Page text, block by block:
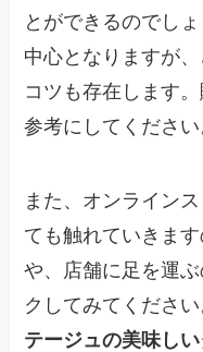
とができるのでし
中心となりますが
コツも存在します
参考にしてください
また、オンライン
ても触れていきま
や、店舗に足を運
クしてみてください
テージュの美味し